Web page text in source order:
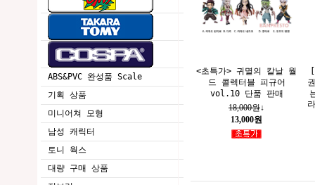
ABS&PVC 완성품 Scale
기획 상품
미니어쳐 모형
남성 캐릭터
토니 웍스
대량 구매 상품
<초특가> 귀멸의 칼날 월
드 콜렉터블 피규어
vol.10 단품 판매
18,000원↓
13,000원